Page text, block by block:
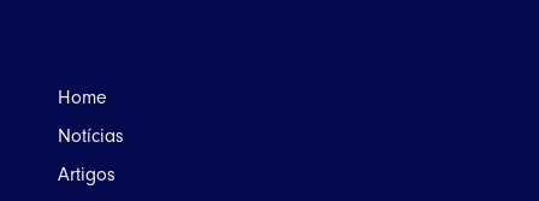
Home
Notícias
Artigos